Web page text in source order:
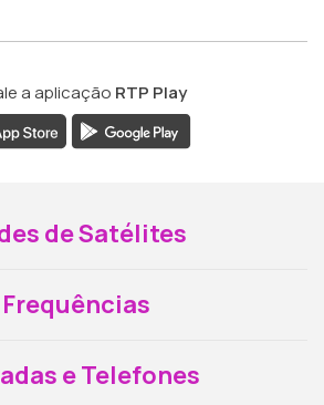
a aplicação RTP Play
de Satélites
Frequências
e Telefones